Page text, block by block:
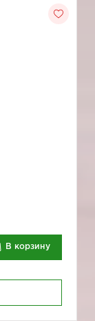
В корзину